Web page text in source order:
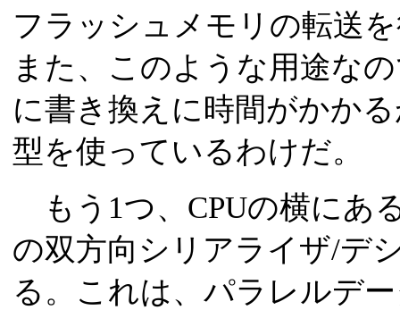
フラッシュメモリの転送
また、このような用途な
に書き換えに時間がかか
型を使っているわけだ。
もう1つ、CPUの横にあ
の双方向シリアライザ/デ
る。これは、パラレルデ